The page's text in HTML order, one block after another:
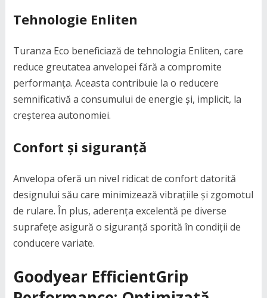
Tehnologie Enliten
Turanza Eco beneficiază de tehnologia Enliten, care
reduce greutatea anvelopei fără a compromite
performanța. Aceasta contribuie la o reducere
semnificativă a consumului de energie și, implicit, la
creșterea autonomiei.
Confort și siguranță
Anvelopa oferă un nivel ridicat de confort datorită
designului său care minimizează vibrațiile și zgomotul
de rulare. În plus, aderența excelentă pe diverse
suprafețe asigură o siguranță sporită în condiții de
conducere variate.
Goodyear EfficientGrip